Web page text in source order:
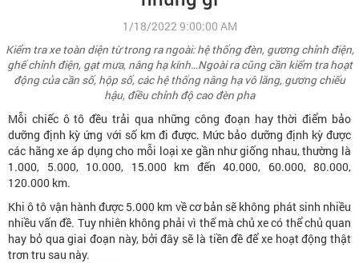
1/18/2022 9:00:00 AM
Kiểm tra xe toàn diện từ trong ra ngoài: hệ thống đèn, gương chỉnh điện,
ghế chỉnh điện, gạt mưa, nâng hạ kính…Ngoài ra cũng cần kiểm tra hoạt
động của cần số, hộp số, các hệ thống nâng hạ vô lăng, gương chiếu
hậu, điều chỉnh độ cao đèn pha
Mỗi chiếc ô tô đều trải qua những công đoạn hay thời điểm bảo
dưỡng định kỳ ứng với số km đi được. Mức bảo dưỡng định kỳ được
các hãng xe áp dụng cho mỗi loại xe gần như giống nhau, thường là
1.000, 5.000, 10.000, 15.000 km đến 40.000, 60.000, 80.000,
120.000 km.
Khi ô tô vận hành được 5.000 km về cơ bản sẽ không phát sinh nhiều
nhiều vấn đề. Tuy nhiên không phải vì thế mà chủ xe có thể chủ quan
hay bỏ qua giai đoạn này, bởi đây sẽ là tiền đề để xe hoạt động thật
trơn tru sau này.